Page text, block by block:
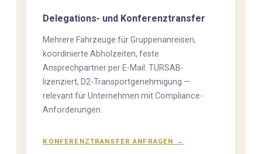
Delegations- und Konferenztransfer
Mehrere Fahrzeuge für Gruppenanreisen,
koordinierte Abholzeiten, feste
Ansprechpartner per E-Mail. TURSAB-
lizenziert, D2-Transportgenehmigung —
relevant für Unternehmen mit Compliance-
Anforderungen.
KONFERENZTRANSFER ANFRAGEN →